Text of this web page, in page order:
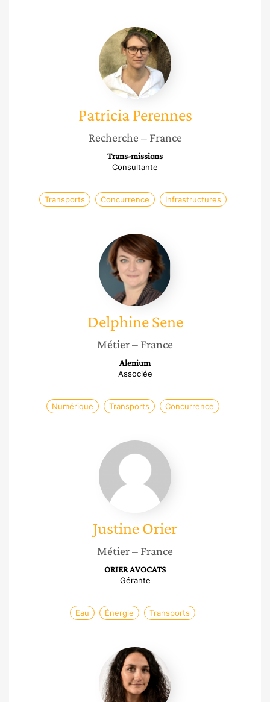
Patricia
Perennes
Patricia Perennes
Recherche – France
Trans-missions
Consultante
Transports Concurrence Infrastructures
Delphine
Sene
Delphine Sene
Métier– France
Alenium
Associée
Numérique Transports Concurrence
Justine
Orier
JustineOrier
Métier– France
ORIER AVOCATS
Gérante
Eau Énergie Transports
Cloé
Chevron